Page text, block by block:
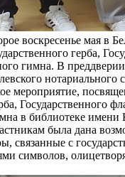
воскресенье мая в
герба,
гимна. В
нотариального
мероприятие,
Государственного
в библиотеке
была дана
связанные с
символов,